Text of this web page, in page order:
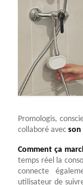
Promologis,
collaboré avec son
Comment ça
temps réel la
connecte
utilisateur de